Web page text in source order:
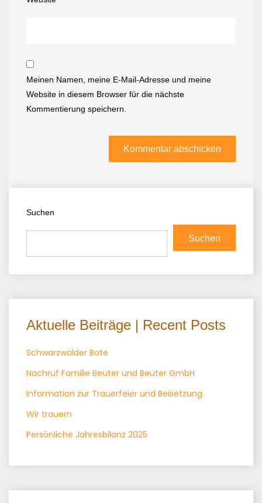
Meinen Namen, meine E-Mail-Adresse und meine
Website in diesem Browser für die nächste
Kommentierung speichern.
Suchen
Suchen
Aktuelle Beiträge | Recent Posts
Schwarzwälder Bote
Nachruf Familie Beuter und Beuter GmbH
Information zur Trauerfeier und Beisetzung
Wir trauern
Persönliche Jahresbilanz 2025